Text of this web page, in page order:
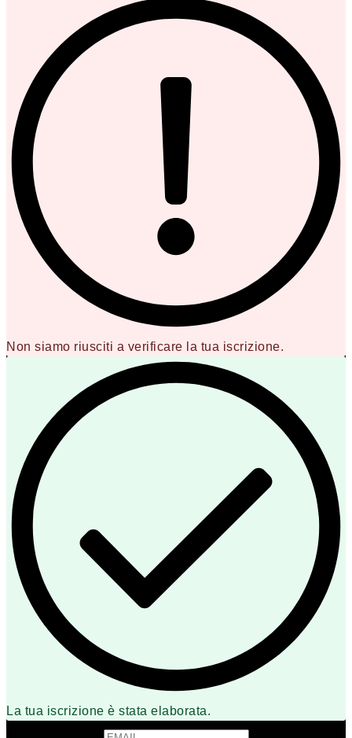
Non siamo riusciti a verificare la tua iscrizione.
La tua iscrizione è stata elaborata.